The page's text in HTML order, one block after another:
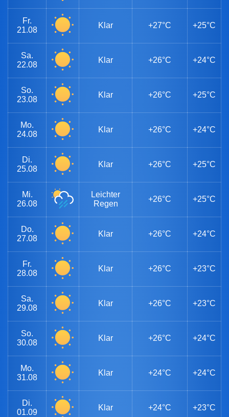
Fr.
21.08
Klar +27°C +25°C
Sa.
22.08
Klar +26°C +24°C
So.
23.08
Klar +26°C +25°C
Mo.
24.08
Klar +26°C +24°C
Di.
25.08
Klar +26°C +25°C
Mi.
26.08
Leichter
Regen
+26°C +25°C
Do.
27.08
Klar +26°C +24°C
Fr.
28.08
Klar +26°C +23°C
Sa.
29.08
Klar +26°C +23°C
So.
30.08
Klar +26°C +24°C
Mo.
31.08
Klar +24°C +24°C
Di.
01.09
Klar +24°C +23°C